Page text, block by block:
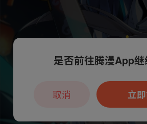
本章节仅支持App阅读，可
户7天免费看
是否前往腾漫App继
立
取消